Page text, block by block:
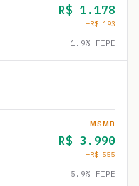
R$ 1.178
−R$ 193
1.9% FIPE
MSMB
R$ 3.990
−R$ 555
5.9% FIPE